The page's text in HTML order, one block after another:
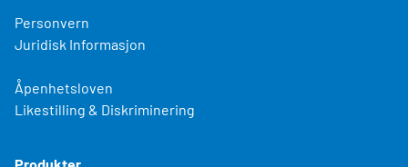
Personvern
Juridisk Informasjon
Åpenhetsloven
Likestilling & Diskriminering
Produkter